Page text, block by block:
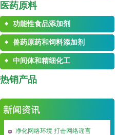
医药原料
功能性食品添加剂
兽药原药和饲料添加剂
中间体和精细化工
热销产品
净化网络环境 打击网络谣言